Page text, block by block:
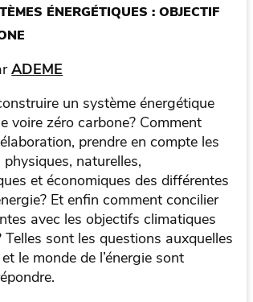
ÉNERGÉTIQUES : OBJECTIF
ADEME
un système énergétique
voire zéro carbone? Comment
prendre en compte les
naturelles,
et économiques des différentes
Et enfin comment concilier
avec les objectifs climatiques
Telles sont les questions auxquelles
le monde de l’énergie sont